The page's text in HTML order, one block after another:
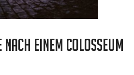
einem Colosseum